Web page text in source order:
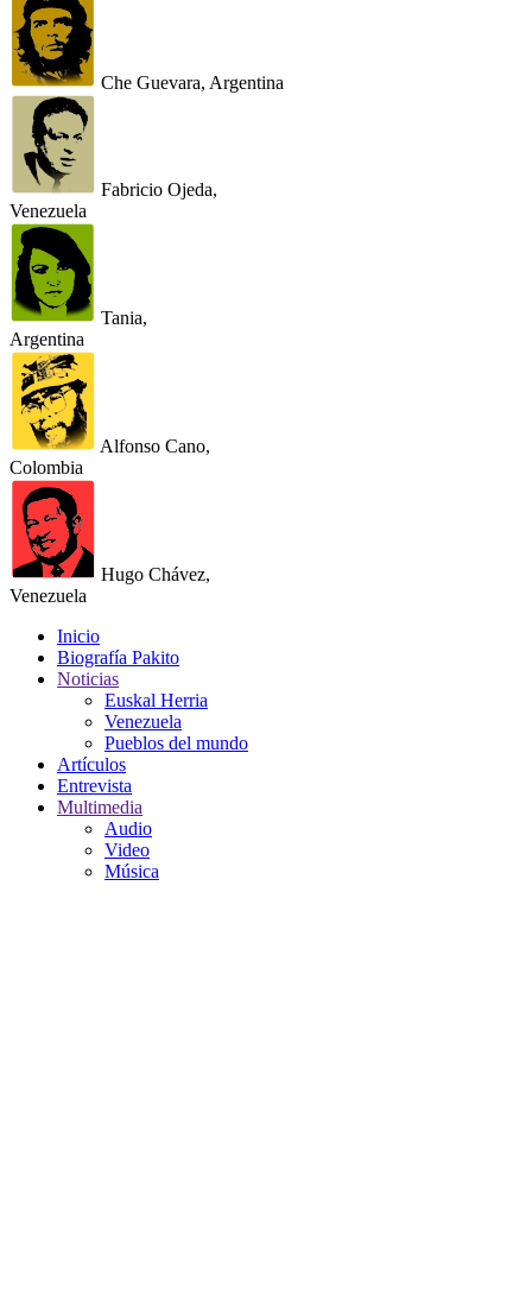
Che Guevara, Argentina
Fabricio Ojeda,
Venezuela
Tania,
Argentina
Alfonso Cano,
Colombia
Hugo Chávez,
Venezuela
Inicio
Biografía Pakito
Noticias
Euskal Herria
Venezuela
Pueblos del mundo
Artículos
Entrevista
Multimedia
Audio
Video
Música